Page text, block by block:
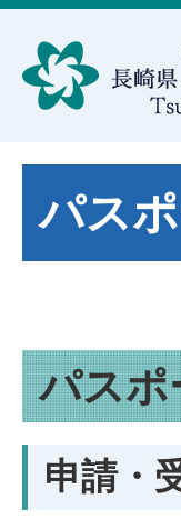
パス
パスポ
申請・